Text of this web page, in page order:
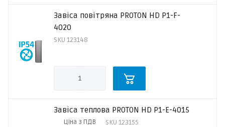
Завіса повітряна PROTON HD P1-F-
4020
SKU 123148
Завіса теплова PROTON HD P1-E-4015
Ціна з ПДВ SKU 123155